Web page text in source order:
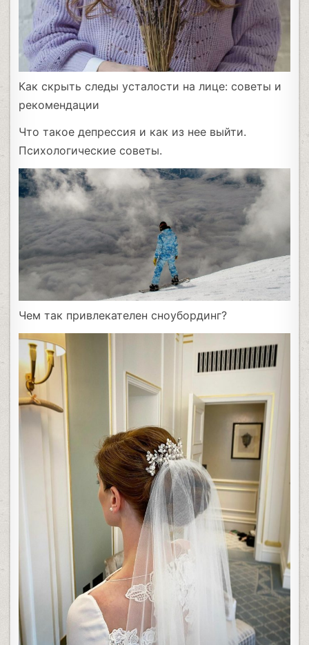
Как скрыть следы усталости на лице: советы и
рекомендации
Что такое депрессия и как из нее выйти.
Психологические советы.
Чем так привлекателен сноубординг?